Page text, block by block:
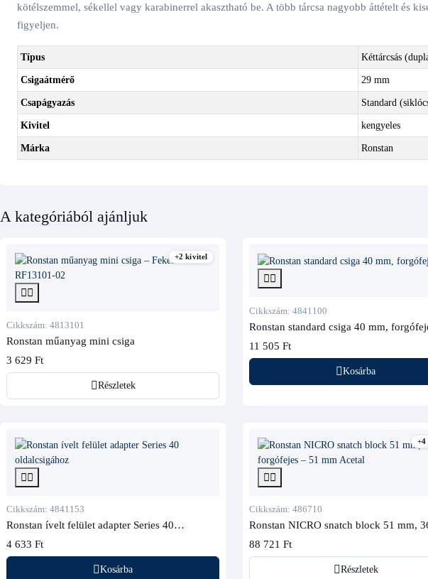
kötélszemmel, sékellel vagy karabinerrel akasztható be. A több tárcsa nagyobb áttételt és
figyeljen.
Típus Kéttárcsás
Csigaátmérő 29 mm
Csapágyazás Standard
Kivitel kengyeles
Márka Ronstan
A kategóriából ajánljuk
+2 kivitel
Cikkszám: 4813101
Ronstan műanyag mini csiga
3 629 Ft
Részletek
Cikkszám: 4841100
Ronstan standard csiga 40 mm,
11 505 Ft
Kosárba
Cikkszám: 4841153
Ronstan ívelt felület adapter Series 40
4 633 Ft
Kosárba
Cikkszám: 486710
Ronstan NICRO snatch block 51 mm,
88 721 Ft
Részletek